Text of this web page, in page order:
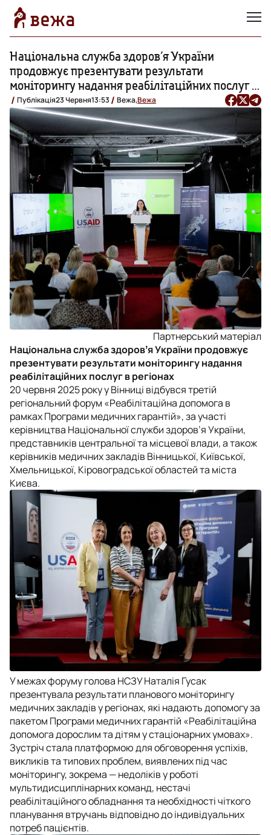
Національна служба здоровʼя України
продовжує презентувати результати
моніторингу надання реабілітаційних послуг в
регіонах
Публікація23 Червня13:53 Вежа,Вежа
Партнерський матеріал
Національна служба здоровʼя України продовжує
презентувати результати моніторингу надання
реабілітаційних послуг в регіонах
20 червня 2025 року у Вінниці відбувся третій
регіональний форум «Реабілітаційна допомога в
рамках Програми медичних гарантій», за участі
керівництва Національної служби здоров’я України,
представників центральної та місцевої влади, а також
керівників медичних закладів Вінницької, Київської,
Хмельницької, Кіровоградської областей та міста
Києва.
У межах форуму голова НСЗУ Наталія Гусак
презентувала результати планового моніторингу
медичних закладів у регіонах, які надають допомогу за
пакетом Програми медичних гарантій «Реабілітаційна
допомога дорослим та дітям у стаціонарних умовах».
Зустріч стала платформою для обговорення успіхів,
викликів та типових проблем, виявлених під час
моніторингу, зокрема — недоліків у роботі
мультидисциплінарних команд, нестачі
реабілітаційного обладнання та необхідності чіткого
планування втручань відповідно до індивідуальних
потреб пацієнтів.